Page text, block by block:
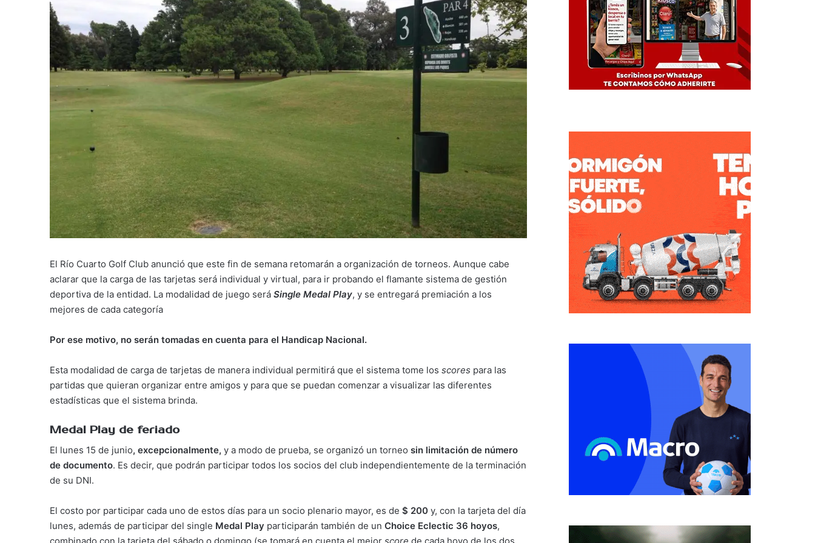
El Río Cuarto Golf Club anunció que este fin de semana retomarán a organización de torneos. Aunque cabe
aclarar que la carga de las tarjetas será individual y virtual, para ir probando el flamante sistema de gestión
deportiva de la entidad. La modalidad de juego seráSingle Medal Play, y se entregará premiación a los
mejores de cada categoría
Por ese motivo, no serán tomadas en cuenta para el Handicap Nacional.
Esta modalidad de carga de tarjetas de manera individual permitirá que el sistema tome losscores para las
partidas que quieran organizar entre amigos y para que se puedan comenzar a visualizar las diferentes
estadísticas que el sistema brinda.
Medal Play de feriado
El lunes 15 de junio, excepcionalmente, y a modo de prueba, se organizó un torneosin limitación de número
de documento. Es decir, que podrán participar todos los socios del club independientemente de la terminación
de su DNI.
El costo por participar cada uno de estos días para un socio plenario mayor, es de$ 200 y, con la tarjeta del día
lunes, además de participar del single Medal Play participarán también de unChoice Eclectic 36 hoyos,